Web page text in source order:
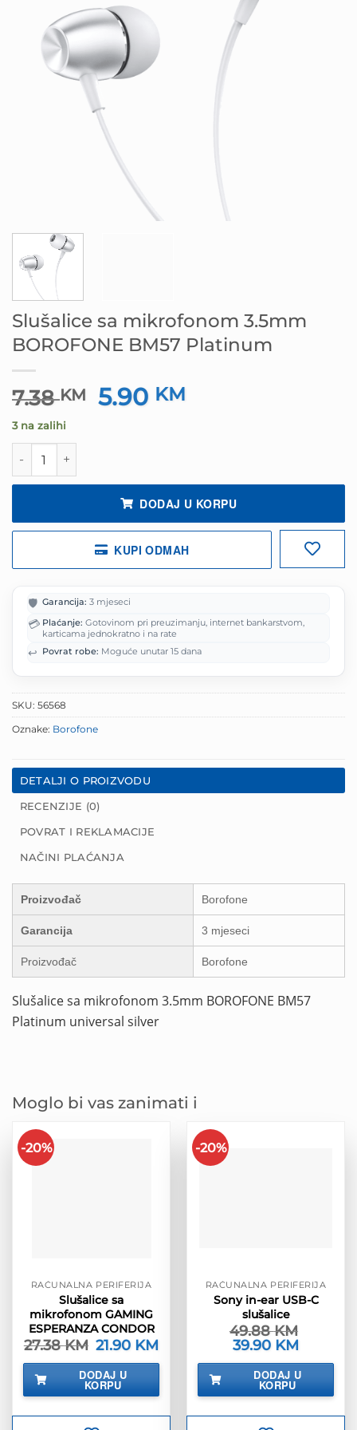
Slušalice sa mikrofonom 3.5mm
BOROFONE BM57 Platinum
7.38KM
Izvorna
cijena
5.90 KM
3 na zalihi
Slušalice sa mikrofonom 3.5mm BOROFONE BM57
DODAJ U KORPU
KUPI ODMAH
🛡️ Garancija: 3 mjeseci
💳 Plaćanje: Gotovinom pri preuzimanju, internet bankarstvom,
karticama jednokratno i na rate
↩️ Povrat robe: Moguće unutar 15 dana
SKU: 56568
Oznake: Borofone
DETALJI O PROIZVODU
RECENZIJE (0)
POVRAT I REKLAMACIJE
NAČINI PLAĆANJA
Proizvođač Borofone
Garancija 3 mjeseci
Proizvođač Borofone
Slušalice sa mikrofonom 3.5mm BOROFONE BM57
Platinum universal silver
Moglo bi vas zanimati i
-20%
RAČUNALNA PERIFERIJA
Slušalice sa
mikrofonom GAMING
ESPERANZA CONDOR
27.38KM Izvorna
cijena
bila
je:
27.38 KM.
21.90 KM
je:
21.90 KM.
DODAJ U
KORPU
-20%
RAČUNALNA PERIFERIJA
Sony in-ear USB-C
slušalice
49.88KM
Izvorna
cijena
bila
49.88 KM.
39.90 KM
je:
39.90 KM.
DODAJ U
KORPU